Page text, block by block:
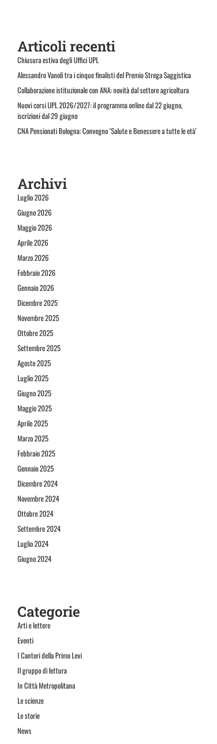
Articoli recenti
Chiusura estiva degli Uffici UPL
Alessandro Vanoli tra i cinque finalisti del Premio Strega Saggistica
Collaborazione istituzionale con ANA: novità dal settore agricoltura
Nuovi corsi UPL 2026/2027: il programma online dal 22 giugno,
iscrizioni dal 29 giugno
CNA Pensionati Bologna: Convegno ‘Salute e Benessere a tutte le età’
Archivi
Luglio 2026
Giugno 2026
Maggio 2026
Aprile 2026
Marzo 2026
Febbraio 2026
Gennaio 2026
Dicembre 2025
Novembre 2025
Ottobre 2025
Settembre 2025
Agosto 2025
Luglio 2025
Giugno 2025
Maggio 2025
Aprile 2025
Marzo 2025
Febbraio 2025
Gennaio 2025
Dicembre 2024
Novembre 2024
Ottobre 2024
Settembre 2024
Luglio 2024
Giugno 2024
Categorie
Arti e lettere
Eventi
I Cantori della Primo Levi
Il gruppo di lettura
In Città Metropolitana
Le scienze
Le storie
News